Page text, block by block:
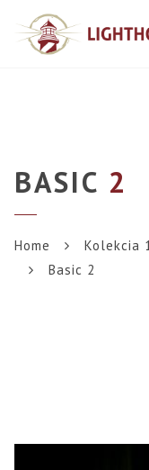
BASIC 2
Home
Kolekcia
Basic 2